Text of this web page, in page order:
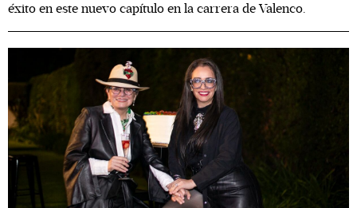
éxito en este nuevo capítulo en la carrera de Valenco.